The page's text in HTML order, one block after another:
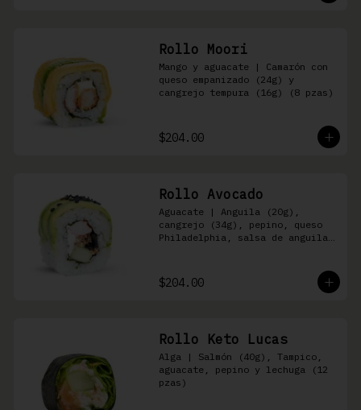
Rollo Moori
Mango y aguacate | Camarón con
queso empanizado (24g) y
cangrejo tempura (16g) (8 pzas)
$204.00
Rollo Avocado
Aguacate | Anguila (20g),
cangrejo (34g), pepino, queso
Philadelphia, salsa de anguila
$204.00
Rollo Keto Lucas
Alga | Salmón (40g), Tampico,
aguacate, pepino y lechuga (12
pzas)